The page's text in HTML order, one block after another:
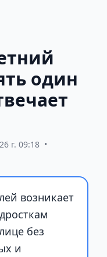
один
г. 09:18 •
возникает
без
и